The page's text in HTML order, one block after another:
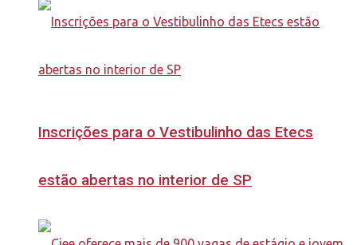
Inscrições para o Vestibulinho das Etecs
estão abertas no interior de SP